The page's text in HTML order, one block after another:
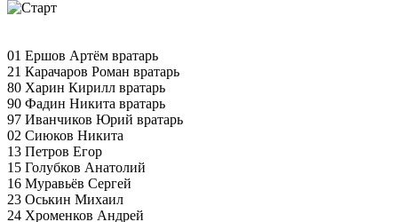
01 Ершов Артём вратарь
21 Карачаров Роман вратарь
80 Харин Кирилл вратарь
90 Фадин Никита вратарь
97 Иванчиков Юрий вратарь
02 Сиюков Никита
13 Петров Егор
15 Голубков Анатолий
16 Муравьёв Сергей
23 Оськин Михаил
24 Хроменков Андрей